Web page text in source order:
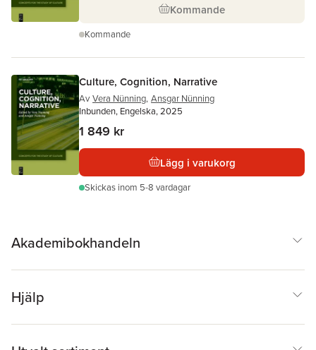
Kommande
Kommande
Culture, Cognition, Narrative
Av Vera Nünning, Ansgar Nünning
Inbunden, Engelska, 2025
1 849 kr
Lägg i varukorg
Skickas inom 5-8 vardagar
Akademibokhandeln
Hjälp